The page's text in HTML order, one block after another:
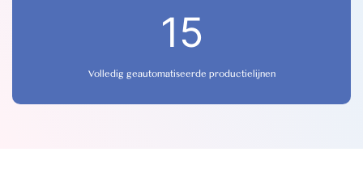
15
Volledig geautomatiseerde productielijnen